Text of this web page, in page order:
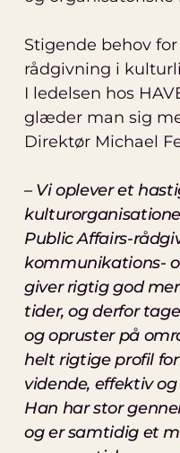
Stigende behov
rådgivning i
I ledelsen hos
glæder man sig
Direktør Michael
– Vi oplever et
Public Affairs-
kommunikations-
giver rigtig god
tider, og derfor
og opruster på
helt rigtige profil
vidende, effektiv
Han har stor
og er samtidig et